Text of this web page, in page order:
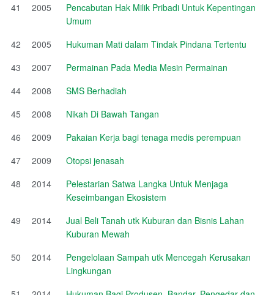
41
2005
Pencabutan Hak Milik Pribadi Untuk Kepentingan
Umum
42
2005
Hukuman Mati dalam Tindak Pindana Tertentu
43
2007
Permainan Pada Media Mesin Permainan
44
2008
SMS Berhadiah
45
2008
Nikah Di Bawah Tangan
46
2009
Pakaian Kerja bagi tenaga medis perempuan
47
2009
Otopsi jenasah
48
2014
Pelestarian Satwa Langka Untuk Menjaga
Keseimbangan Ekosistem
49
2014
Jual Beli Tanah utk Kuburan dan Bisnis Lahan
Kuburan Mewah
50
2014
Pengelolaan Sampah utk Mencegah Kerusakan
Lingkungan